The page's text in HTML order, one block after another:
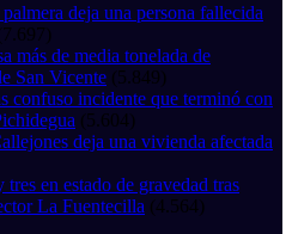
deja una persona fallecida
más de media tonelada de
San Vicente (5.849)
confuso incidente que terminó con
(5.604)
deja una vivienda afectada
en estado de gravedad tras
La Fuentecilla (4.564)